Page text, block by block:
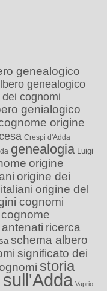
genealogico
genealogico
cognomi
genialogico
origine
Crespi d'Adda
genealogia Luigi
origine
origine dei
origine del
cognomi
ricerca
schema albero
significato dei
storia
Vaprio